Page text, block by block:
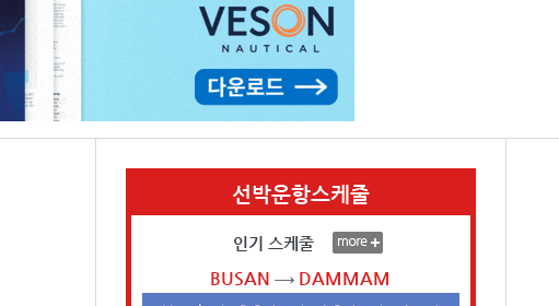
선박운항스케줄
인기 스케줄
BUSAN DAMMAM